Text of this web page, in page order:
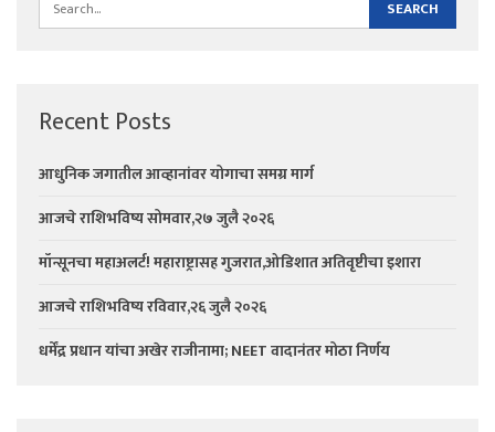
Recent Posts
आधुनिक जगातील आव्हानांवर योगाचा समग्र मार्ग
आजचे राशिभविष्य सोमवार,२७ जुलै २०२६
मॉन्सूनचा महाअलर्ट! महाराष्ट्रासह गुजरात,ओडिशात अतिवृष्टीचा इशारा
आजचे राशिभविष्य रविवार,२६ जुलै २०२६
धर्मेंद्र प्रधान यांचा अखेर राजीनामा; NEET वादानंतर मोठा निर्णय